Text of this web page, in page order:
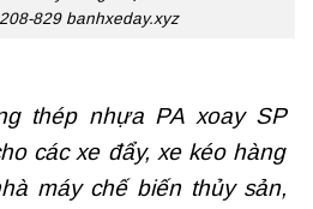
829 banhxeday.xyz
thépnhựa PA xoay SP
các xe đẩy, xe kéo hàng
máy chế biến thủy sản,